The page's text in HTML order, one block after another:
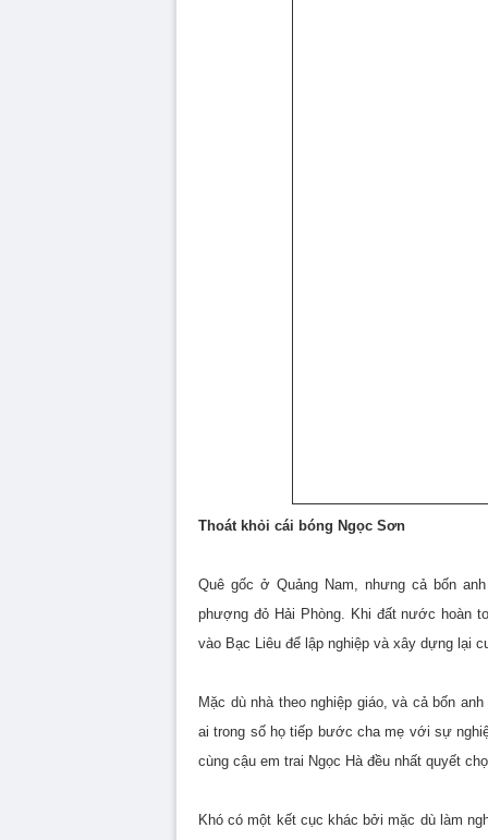
Thoát khỏi cái bóng Ngọc Sơn
Quê gốc ở Quảng Nam, nhưng cả bốn
phượng đỏ Hải Phòng. Khi đất nước hoàn
vào Bạc Liêu để lập nghiệp và xây dựng lại
Mặc dù nhà theo nghiệp giáo, và cả bốn
ai trong số họ tiếp bước cha mẹ với sự
cùng cậu em trai Ngọc Hà đều nhất quyết
Khó có một kết cục khác bởi mặc dù làm